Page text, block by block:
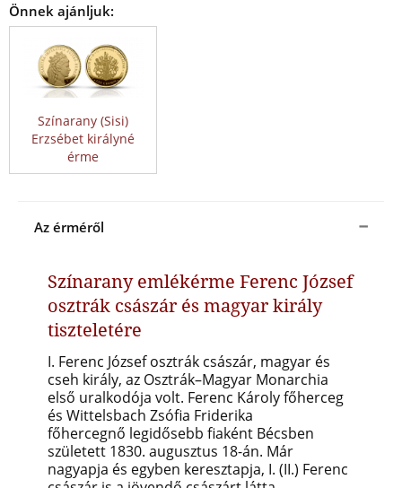
Önnek ajánljuk:
Színarany (Sisi)
Erzsébet királyné
érme
Az érméről
Színarany emlékérme Ferenc József
osztrák császár és magyar király
tiszteletére
I. Ferenc József osztrák császár, magyar és
cseh király, az Osztrák–Magyar Monarchia
első uralkodója volt. Ferenc Károly főherceg
és Wittelsbach Zsófia Friderika
főhercegnő legidősebb fiaként Bécsben
született 1830. augusztus 18-án. Már
nagyapja és egyben keresztapja, I. (II.) Ferenc